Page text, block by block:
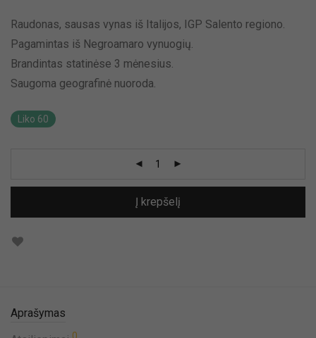
Raudonas, sausas vynas iš Italijos, IGP Salento regiono.
Pagamintas iš Negroamaro vynuogių.
Brandintas statinėse 3 mėnesius.
Saugoma geografinė nuoroda.
Liko 60
Į krepšelį
Aprašymas